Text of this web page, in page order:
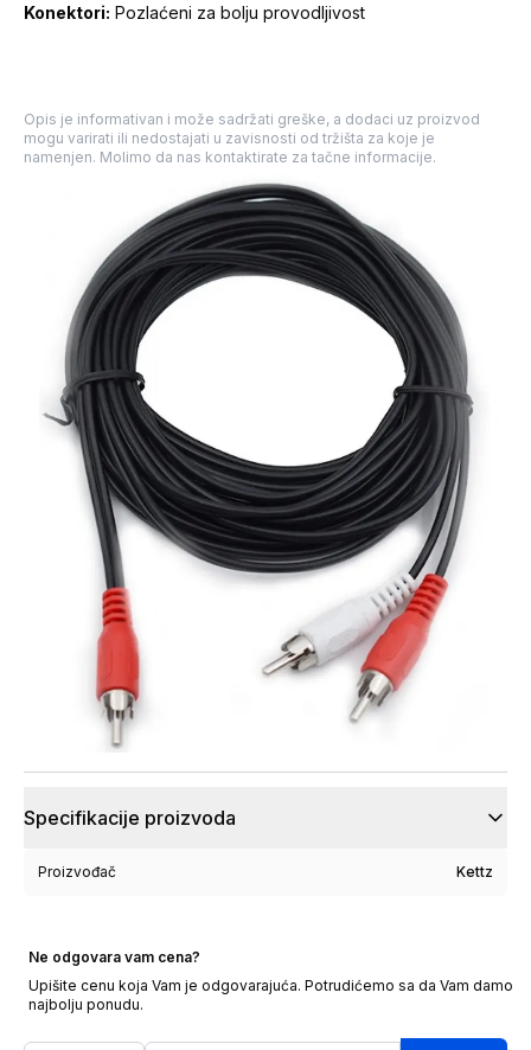
Konektori: Pozlaćeni za bolju provodljivost
Opis je informativan i može sadržati greške, a dodaci uz proizvod
mogu varirati ili nedostajati u zavisnosti od tržišta za koje je
namenjen. Molimo da nas kontaktirate za tačne informacije.
Specifikacije proizvoda
Proizvođač Kettz
Ne odgovara vam cena?
Upišite cenu koja Vam je odgovarajuća. Potrudićemo sa da Vam damo
najbolju ponudu.